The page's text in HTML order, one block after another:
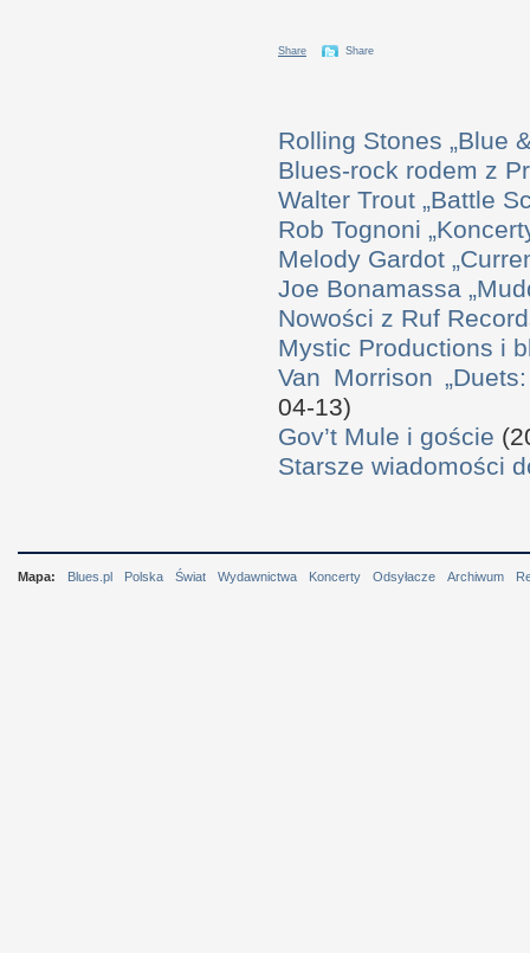
Share Share
Rolling Stones „Blue
Blues-rock rodem z
Walter Trout „Battle
Rob Tognoni
Melody Gardot
Joe Bonamassa
Nowości z Ruf
Mystic Productions i
Van Morrison
04-13)
Gov’t Mule i goście
Starsze wiadomości
Mapa: Blues.pl Polska Świat Wydawnictwa Koncerty Odsyłacze Archiwum